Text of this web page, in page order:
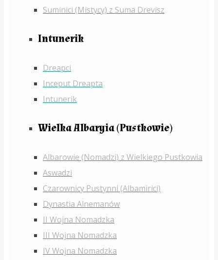
Suminici (Mistycy) z Suma Drevisz
Intunerik
Dreapci
Inceput Dreapta
Intunerik
Wielka Albaryia (Pustkowie)
Albarowie (Nomadzi) z Wielkiego Pustkowia
Aswadzi
Czarownicy Pustynni (Albamirici)
Dynastia Alnemanów
II Wojna Nomadzka
III Wojna Nomadzka
IV Wojna Nomadzka